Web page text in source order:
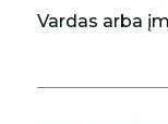
Vardas arba